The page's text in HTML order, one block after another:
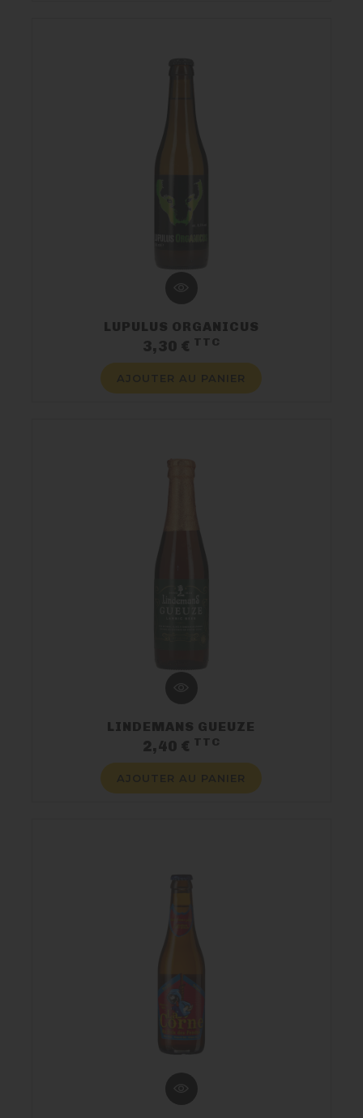
LUPULUS ORGANICUS
3,30 € TTC
AJOUTER AU PANIER
LINDEMANS GUEUZE
2,40 € TTC
AJOUTER AU PANIER